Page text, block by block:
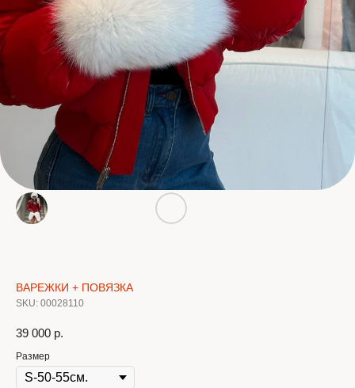
ВАРЕЖКИ + ПОВЯЗКА
SKU: 00028110
39 000 р.
Размер